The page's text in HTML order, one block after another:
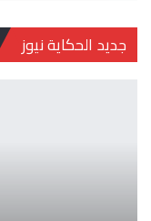
جديد الحكاية نيوز